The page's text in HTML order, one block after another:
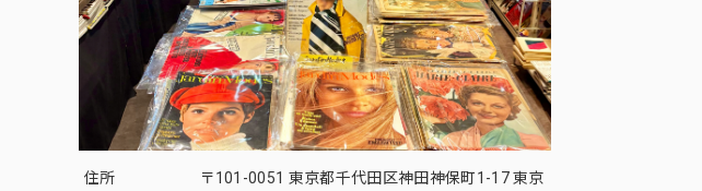
住所 〒101-0051 東京都千代田区神田神保町1-17 東京